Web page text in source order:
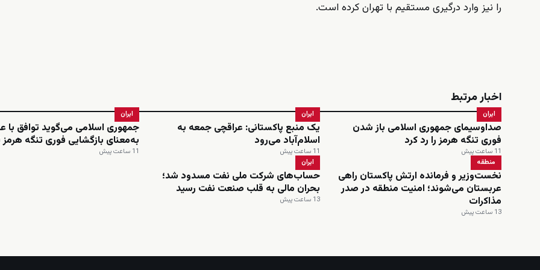
را نیز وارد درگیری مستقیم با تهران کرده است.
اخبار مرتبط
ایران
صداوسیمای جمهوری اسلامی باز شدن
فوری تنگه هرمز را رد کرد
11 ساعت پیش
ایران
یک منبع پاکستانی: عراقچی جمعه به
اسلام‌آباد می‌رود
11 ساعت پیش
ایران
جمهوری اسلامی می‌گوید توافق با
به‌معنای بازگشایی فوری تنگه
11 ساعت پیش
منطقه
نخست‌وزیر و فرمانده ارتش پاکستان راهی
عربستان می‌شوند؛ امنیت منطقه در صدر
مذاکرات
13 ساعت پیش
ایران
حساب‌های شرکت ملی نفت مسدود شد؛
بحران مالی به قلب صنعت نفت رسید
13 ساعت پیش